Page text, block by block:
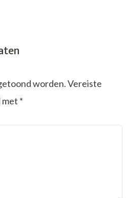
worden.Vereiste
met *